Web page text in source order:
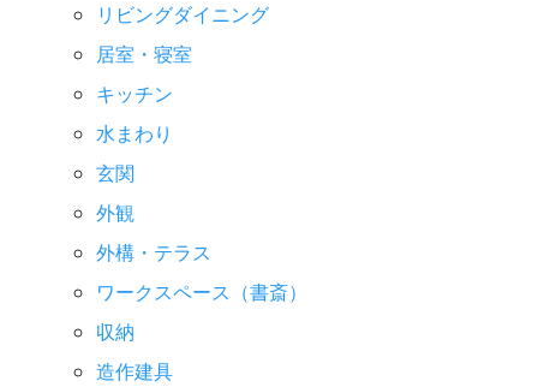
リビングダイニング
居室・寝室
キッチン
水まわり
玄関
外観
外構・テラス
ワークスペース（書斎）
収納
造作建具